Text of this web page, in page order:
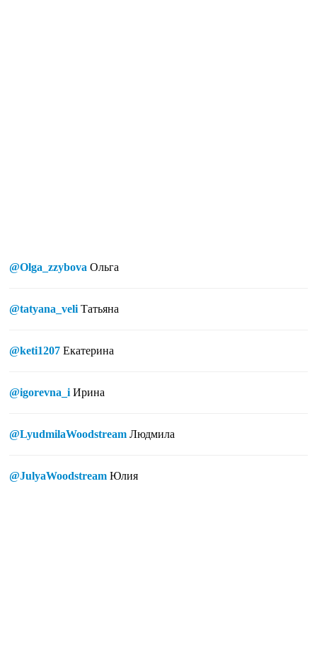
@Olga_zzybova Ольга
@tatyana_veli Татьяна
@keti1207 Екатерина
@igorevna_i Ирина
@LyudmilaWoodstream Людмила
@JulyaWoodstream Юлия